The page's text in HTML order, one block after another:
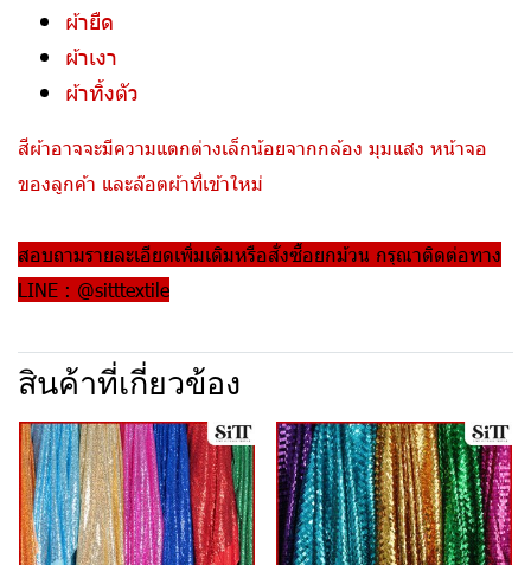
ผ้ายืด
ผ้าเงา
ผ้าทิ้งตัว
สีผ้าอาจจะมีความแตกต่างเล็กน้อยจากกล้อง มุมแสง หน้าจอ
ของลูกค้า และล๊อตผ้าที่เข้าใหม่
สอบถามรายละเอียดเพิ่มเติมหรือสั่งซื้อยกม้วน กรุณาติดต่อทาง
LINE : @sitttextile
สินค้าที่เกี่ยวข้อง